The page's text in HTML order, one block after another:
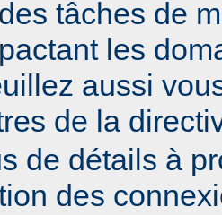
tâches de
les
aussi
de la
de détails à
des